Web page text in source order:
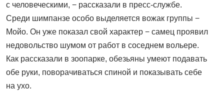
с человеческими, − рассказали в пресс-службе.
Среди шимпанзе особо выделяется вожак группы −
Мойо. Он уже показал свой характер − самец проявил
недовольство шумом от работ в соседнем вольере.
Как рассказали в зоопарке, обезьяны умеют подавать
обе руки, поворачиваться спиной и показывать себе
на ухо.